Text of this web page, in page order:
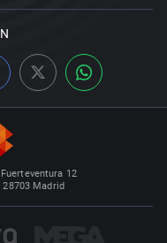
12
28703 Madrid